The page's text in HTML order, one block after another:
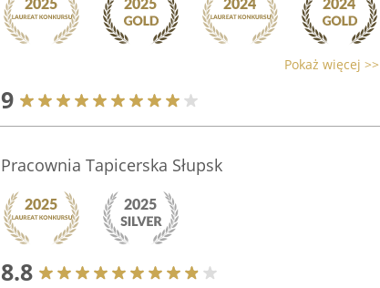
Pokaż więcej >>
9
Pracownia Tapicerska Słupsk
8.8